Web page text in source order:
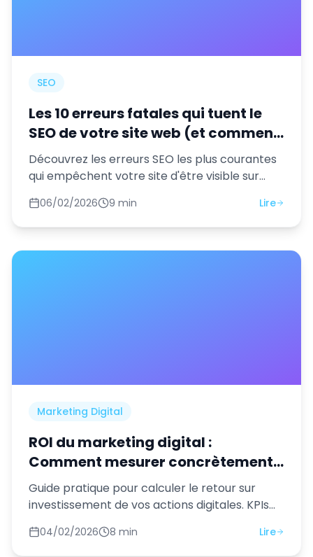
SEO
Les 10 erreurs fatales qui tuent le
SEO de votre site web (et comment
les corriger)
Découvrez les erreurs SEO les plus courantes
qui empêchent votre site d'être visible sur
Google. Solutions concrètes pour chaque
problème.
06/02/2026 9 min Lire
Marketing Digital
ROI du marketing digital :
Comment mesurer concrètement
vos résultats en 2026
Guide pratique pour calculer le retour sur
investissement de vos actions digitales. KPIs
essentiels, outils et méthodes de mesure.
04/02/2026 8 min Lire